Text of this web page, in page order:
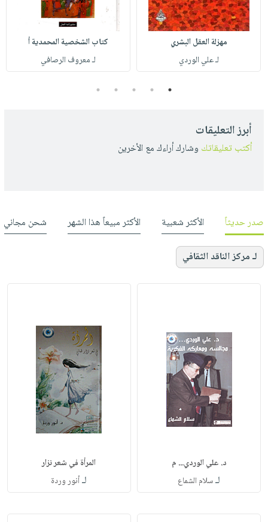
مهزلة العقل البشري
لـ علي الوردي
كتاب الشخصية المحمدية أ
لـ معروف الرصافي
1
2
3
4
5
أبرز التعليقات
أكتب تعليقاتك وشارك أراءك مع الأخرين
صدر حديثاً الأكثر شعبية الأكثر مبيعاً هذا الشهر شحن مجاني
لـ مركز الناقد الثقافي
د. علي الوردي... م
لـسلام الشماع
المرأة في شعر نزار
لـأنور وردة